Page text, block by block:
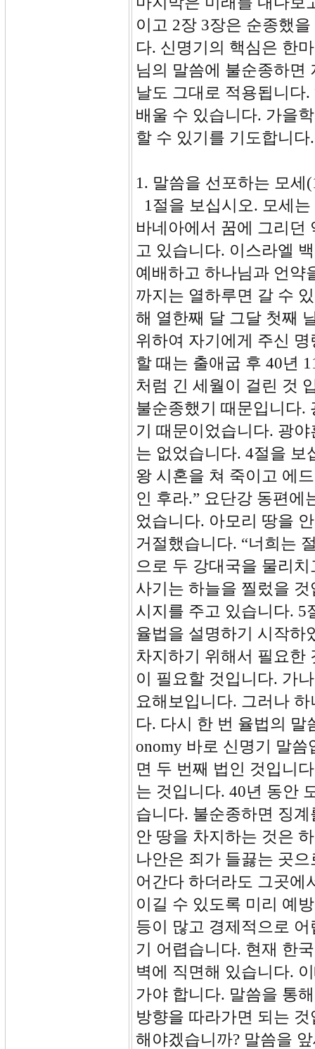
이고 2장 3장은 순종했
다. 신명기의 핵심은 한
님의 말씀에 불순종하면
날도 그대로 적용됩니다
배울 수 있습니다. 가을
할 수 있기를 기도합니다.
1. 말씀을 선포하는 모세
1절을 보십시오. 모세
바네아에서 꿈에 그리던
고 있습니다. 이스라엘
예배하고 하나님과 언약
까지는 열하루면 갈 수
해 열한째 달 그달 첫째
위하여 자기에게 주신
할 때는 출애굽 후 40년
처럼 긴 세월이 걸린 것
불순종했기 때문입니다.
기 때문이었습니다. 광
는 없었습니다. 4절을 보
왕 시혼을 쳐 죽이고 에
인 후라.” 요단강 동편에
었습니다. 아모리 땅을
거절했습니다. “너희는
으로 두 강대국을 물리
사기는 하늘을 찔렀을
시지를 주고 있습니다. 5
율법을 설명하기 시작하
차지하기 위해서 필요한
이 필요할 것입니다. 가
요해보입니다. 그러나
다. 다시 한 번 율법의 말
onomy 바로 신명기 말
면 두 번째 법인 것입니
는 것입니다. 40년 동안
습니다. 불순종하면 징
안 땅을 차지하는 것은
나안은 죄가 들끓는 곳
어간다 하더라도 그곳에
이길 수 있도록 미리 예
등이 많고 경제적으로
기 어렵습니다. 현재 한
벽에 직면해 있습니다.
가야 합니다. 말씀을 통
방향을 따라가면 되는
해야겠습니까? 말씀을